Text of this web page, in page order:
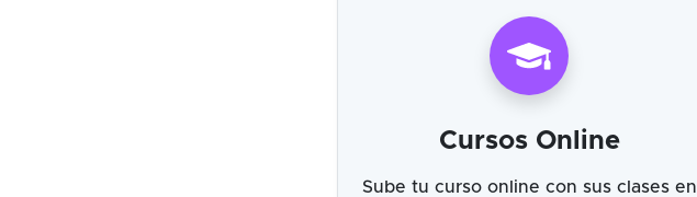
Cursos Online
Sube tu curso online con sus clases en